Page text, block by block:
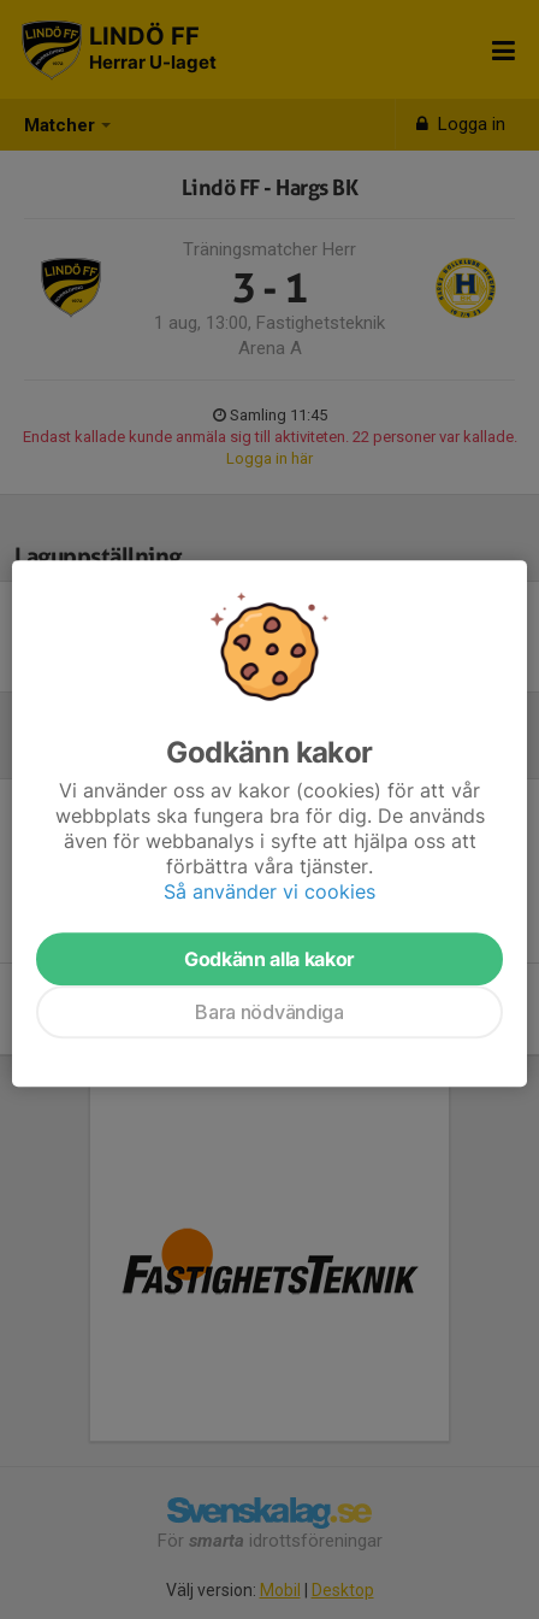
Matcher Logga in
LINDÖ FF
Herrar U-laget
Lindö FF - Hargs BK
Träningsmatcher Herr
3 - 1
1 aug, 13:00, Fastighetsteknik
Arena A
Samling 11:45
Endast kallade kunde anmäla sig till aktiviteten. 22 personer var kallade.
Logga in här
Laguppställning
Ingen uppställning ifylld
Inget referat skrivet
För smarta idrottsföreningar
Välj version: Mobil Desktop
Godkänn kakor
Vi använder oss av kakor (cookies) för att vår
webbplats ska fungera bra för dig. De används
även för webbanalys i syfte att hjälpa oss att
förbättra våra tjänster.
Så använder vi cookies
Godkänn alla kakor
Bara nödvändiga